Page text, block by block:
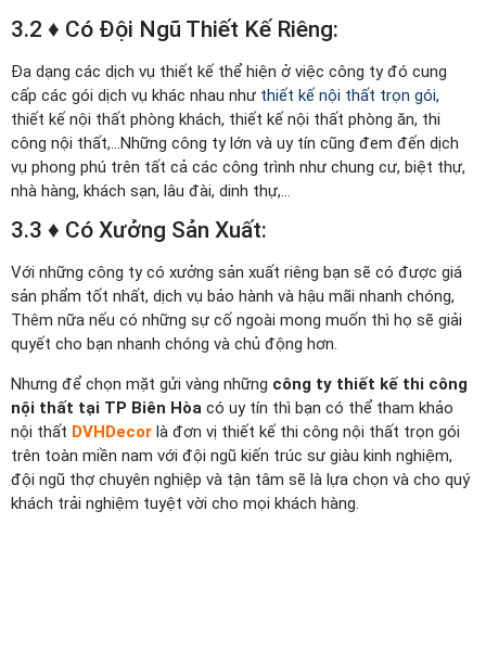
3.2 ♦ Có Đội Ngũ Thiết Kế Riêng:
Đa dạng các dịch vụ thiết kế thể hiện ở việc công ty đó cung
cấp các gói dịch vụ khác nhau như thiết kế nội thất trọn gói,
thiết kế nội thất phòng khách, thiết kế nội thất phòng ăn, thi
công nội thất,…Những công ty lớn và uy tín cũng đem đến dịch
vụ phong phú trên tất cả các công trình như chung cư, biệt thự,
nhà hàng, khách sạn, lâu đài, dinh thự,…
3.3 ♦ Có Xưởng Sản Xuất:
Với những công ty có xưởng sản xuất riêng bạn sẽ có được giá
sản phẩm tốt nhất, dịch vụ bảo hành và hậu mãi nhanh chóng,
Thêm nữa nếu có những sự cố ngoài mong muốn thì họ sẽ giải
quyết cho bạn nhanh chóng và chủ động hơn.
Nhưng để chọn mặt gửi vàng những công ty thiết kế thi công
nội thất tại TP Biên Hòa có uy tín thì bạn có thể tham khảo
nội thất DVHDecor là đơn vị thiết kế thi công nội thất trọn gói
trên toàn miền nam với đội ngũ kiến trúc sư giàu kinh nghiệm,
đội ngũ thợ chuyên nghiệp và tận tâm sẽ là lựa chọn và cho quý
khách trải nghiệm tuyệt vời cho mọi khách hàng.